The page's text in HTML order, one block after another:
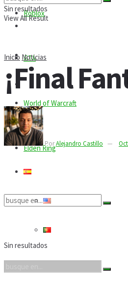
Roblox
GTA
World of Warcraft
Elden Ring
Sin resultados
Comandos
Guías
Mods
Tecnología
Sin resultados
View All Result
Inicio Noticias
¡Final
PorAlejandro Castillo